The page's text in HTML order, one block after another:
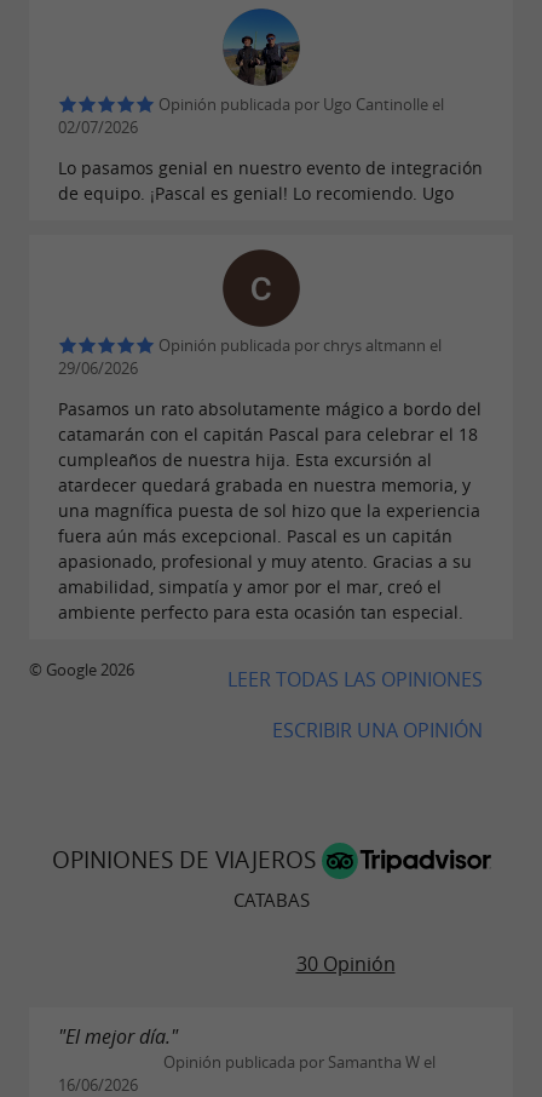
Opinión publicada por Ugo Cantinolle el
02/07/2026
Lo pasamos genial en nuestro evento de integración
de equipo. ¡Pascal es genial! Lo recomiendo. Ugo
Opinión publicada por chrys altmann el
29/06/2026
Pasamos un rato absolutamente mágico a bordo del
catamarán con el capitán Pascal para celebrar el 18
cumpleaños de nuestra hija. Esta excursión al
atardecer quedará grabada en nuestra memoria, y
una magnífica puesta de sol hizo que la experiencia
fuera aún más excepcional. Pascal es un capitán
apasionado, profesional y muy atento. Gracias a su
amabilidad, simpatía y amor por el mar, creó el
ambiente perfecto para esta ocasión tan especial.
LEER TODAS LAS OPINIONES
ESCRIBIR UNA OPINIÓN
© Google 2026
OPINIONES DE VIAJEROS
CATABAS
30 Opinión
"El mejor día."
Opinión publicada por Samantha W el
16/06/2026